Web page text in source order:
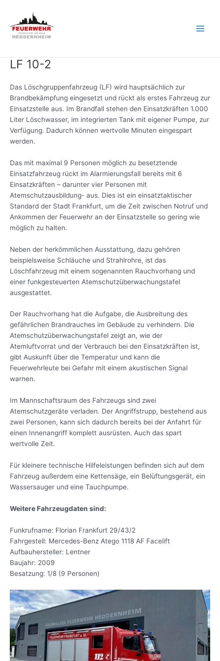
springen
LF 10-2
Das Löschgruppenfahrzeug (LF) wird hauptsächlich zur
Brandbekämpfung eingesetzt und rückt als erstes Fahrzeug zur
Einsatzstelle aus. Im Brandfall stehen den Einsatzkräften 1.000
Liter Löschwasser, im integrierten Tank mit eigener Pumpe, zur
Verfügung. Dadurch können wertvolle Minuten eingespart
werden.
Das mit maximal 9 Personen möglich zu besetztende
Einsatzfahrzeug rückt im Alarmierungsfall bereits mit 6
Einsatzkräften – darunter vier Personen mit
Atemschutzausbildung- aus. Dies ist ein einsatztaktischer
Standard der Stadt Frankfurt, um die Zeit zwischen Notruf und
Ankommen der Feuerwehr an der Einsatzstelle so gering wie
möglich zu halten.
Neben der herkömmlichen Ausstattung, dazu gehören
beispielsweise Schläuche und Strahlrohre, ist das
Löschfahrzeug mit einem sogenannten Rauchvorhang und
einer funkgesteuerten Atemschutzüberwachungstafel
ausgestattet.
Der Rauchvorhang hat die Aufgabe, die Ausbreitung des
gefährlichen Brandrauches im Gebäude zu verhindern. Die
Atemschutzüberwachungstafel zeigt an, wie der
Atemluftvorrat und der Verbrauch bei den Einsatzkräften ist,
gibt Auskunft über die Temperatur und kann die
Feuerwehrleute bei Gefahr mit einem akustischen Signal
warnen.
Im Mannschaftsraum des Fahrzeugs sind zwei
Atemschutzgeräte verladen. Der Angriffstrupp, bestehend aus
zwei Personen, kann sich dadurch bereits bei der Anfahrt für
einen Innenangriff komplett ausrüsten. Auch das spart
wertvolle Zeit.
Für kleinere technische Hilfeleistungen befinden sich auf dem
Fahrzeug außerdem eine Kettensäge, ein Belüftungsgerät, ein
Wassersauger und eine Tauchpumpe.
Weitere Fahrzeugdaten sind:
Funkrufname: Florian Frankfurt 29/43/2
Fahrgestell: Mercedes-Benz Atego 1118 AF Facelift
Aufbauhersteller: Lentner
Baujahr: 2009
Besatzung: 1/8 (9 Personen)